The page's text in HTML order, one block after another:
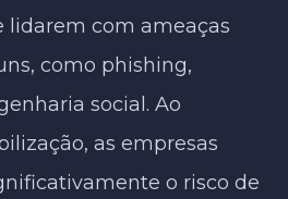
lidarem com ameaças
como phishing,
social. Ao
as empresas
o risco de